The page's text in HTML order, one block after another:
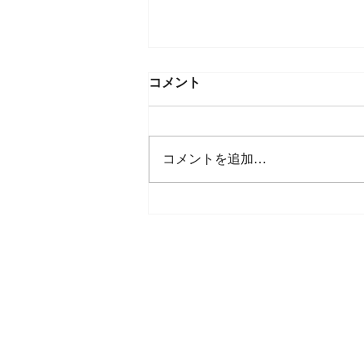
Clay Glass & Wood
コメント
コメントを追加…